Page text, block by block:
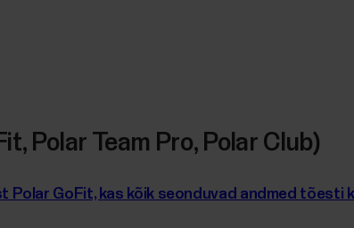
Polar Team Pro, Polar Club)
Polar GoFit, kas kõik seonduvad andmed